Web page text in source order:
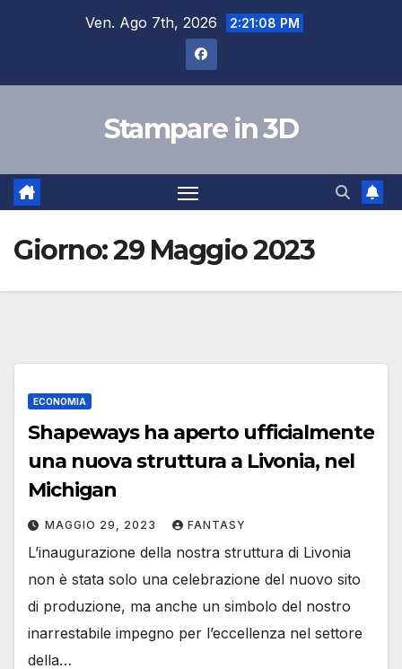
Ven. Ago 7th, 2026 2:21:09 PM
Stampare in 3D
Giorno:29 Maggio 2023
ECONOMIA
Shapeways ha aperto ufficialmente
una nuova struttura a Livonia, nel
Michigan
MAGGIO 29, 2023 FANTASY
L’inaugurazione della nostra struttura di Livonia
non è stata solo una celebrazione del nuovo sito
di produzione, ma anche un simbolo del nostro
inarrestabile impegno per l’eccellenza nel settore
della…